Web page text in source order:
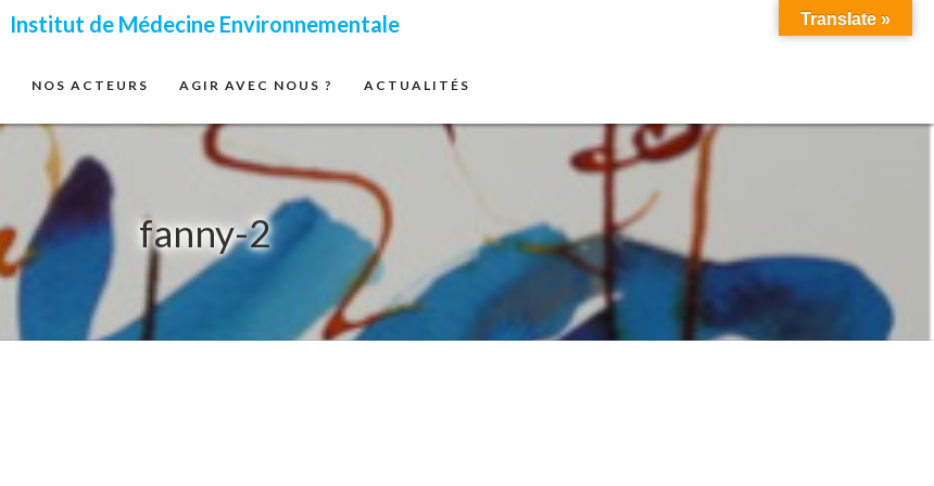
Institut de Médecine Environnementale
NOS ACTEURS AGIR AVEC NOUS ?
ACTUALITÉS
fanny-2
Translate »